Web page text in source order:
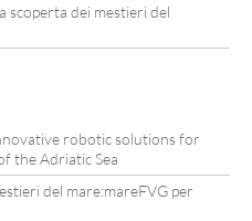
scoperta dei mestieri del
robotic solutions for
the Adriatic Sea
del mare:mareFVG per